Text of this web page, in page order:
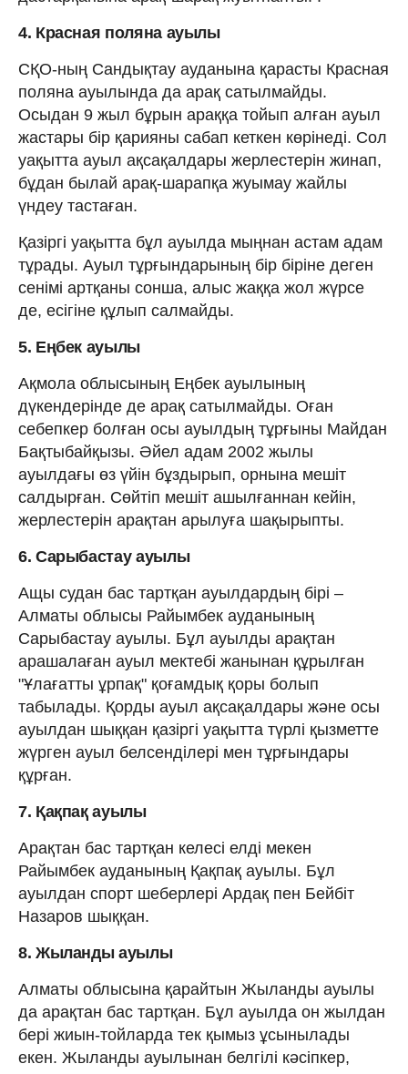
4. Красная поляна ауылы
СҚО-ның Сандықтау ауданына қарасты Красная
поляна ауылында да арақ сатылмайды.
Осыдан 9 жыл бұрын араққа тойып алған ауыл
жастары бір қарияны сабап кеткен көрінеді. Сол
уақытта ауыл ақсақалдары жерлестерін жинап,
бұдан былай арақ-шарапқа жуымау жайлы
үндеу тастаған.
Қазіргі уақытта бұл ауылда мыңнан астам адам
тұрады. Ауыл тұрғындарының бір біріне деген
сенімі артқаны сонша, алыс жаққа жол жүрсе
де, есігіне құлып салмайды.
5. Еңбек ауылы
Ақмола облысының Еңбек ауылының
дүкендерінде де арақ сатылмайды. Оған
себепкер болған осы ауылдың тұрғыны Майдан
Бақтыбайқызы. Әйел адам 2002 жылы
ауылдағы өз үйін бұздырып, орнына мешіт
салдырған. Сөйтіп мешіт ашылғаннан кейін,
жерлестерін арақтан арылуға шақырыпты.
6. Сарыбастау ауылы
Ащы судан бас тартқан ауылдардың бірі –
Алматы облысы Райымбек ауданының
Сарыбастау ауылы. Бұл ауылды арақтан
арашалаған ауыл мектебі жанынан құрылған
"Ұлағатты ұрпақ" қоғамдық қоры болып
табылады. Қорды ауыл ақсақалдары және осы
ауылдан шыққан қазіргі уақытта түрлі қызметте
жүрген ауыл белсенділері мен тұрғындары
құрған.
7. Қақпақ ауылы
Арақтан бас тартқан келесі елді мекен
Райымбек ауданының Қақпақ ауылы. Бұл
ауылдан спорт шеберлері Ардақ пен Бейбіт
Назаров шыққан.
8. Жыланды ауылы
Алматы облысына қарайтын Жыланды ауылы
да арақтан бас тартқан. Бұл ауылда он жылдан
бері жиын-тойларда тек қымыз ұсынылады
екен. Жыланды ауылынан белгілі кәсіпкер,